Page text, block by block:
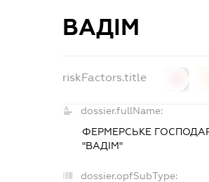
ВАДІМ
riskFactors.title
dossier.fullName:
ФЕРМЕРСЬКЕ
"ВАДІМ"
dossier.opfSubType: